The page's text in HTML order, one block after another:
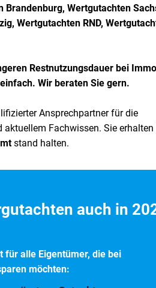
Brandenburg, Wertgutachten
Wertgutachten RND,
Restnutzungsdauer bei
Wir beraten Sie gern.
Ansprechpartner für die
Fachwissen. Sie
stand halten.
auch in
für alle Eigentümer, die bei
möchten: